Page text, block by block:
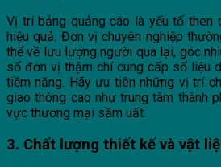
Vị trí bảng quảng cáo là yếu tố then
hiệu quả. Đơn vị chuyên nghiệp
thể về lưu lượng người qua lại, góc
số đơn vị thậm chí cung cấp số liệu
tiềm năng. Hãy ưu tiên những vị trí
giao thông cao như trung tâm thành
vực thương mại sầm uất.
3. Chất lượng thiết kế và vật